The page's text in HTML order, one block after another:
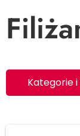
Kategorie